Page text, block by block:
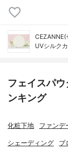
CEZANNE(
UVシルク
フェイスパ
ンキング
化粧下地 ファンデ
シェーディング ブ